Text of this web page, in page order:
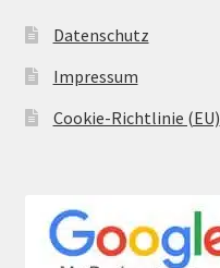
Datenschutz
Impressum
Cookie-Richtlinie (EU)